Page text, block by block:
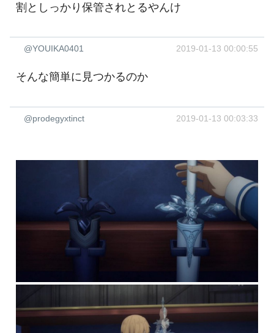
割としっかり保管されとるやんけ
@YOUIKA0401 2019-01-13 00:00:55
そんな簡単に見つかるのか
@prodegyxtinct 2019-01-13 00:03:33